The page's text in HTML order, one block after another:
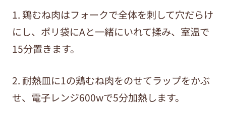
1. 鶏むね肉はフォークで全体を刺して穴だらけ
にし、ポリ袋にAと一緒にいれて揉み、室温で
15分置きます。
2. 耐熱皿に1の鶏むね肉をのせてラップをかぶ
せ、電子レンジ600wで5分加熱します。